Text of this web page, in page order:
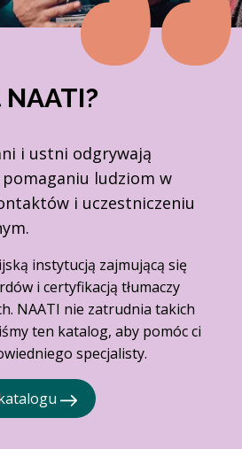
i ustni odgrywają
ludziom w
i uczestniczeniu
instytucją zajmującą się
i certyfikacją tłumaczy
NAATI nie zatrudnia takich
ten katalog, aby pomóc ci
specjalisty.